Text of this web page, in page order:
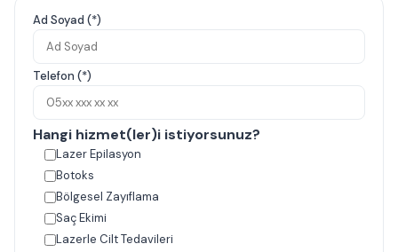
Ad Soyad (*)
Telefon (*)
Hangi hizmet(ler)i istiyorsunuz?
Lazer Epilasyon
Botoks
Bölgesel Zayıflama
Saç Ekimi
Lazerle Cilt Tedavileri